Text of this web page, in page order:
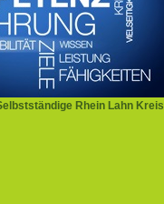
Rhein Lahn Kreis